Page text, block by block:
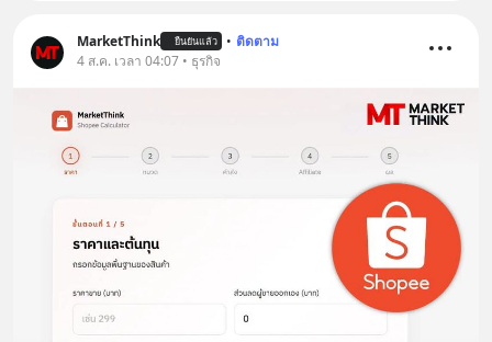
MarketThink ยืนยันแล้ว • ติดตาม
4 ส.ค. เวลา 04:07 • ธุรกิจ